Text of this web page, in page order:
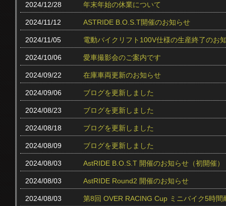
2024/12/28 年末年始の休業について
2024/11/12 ASTRIDE B.O.S.T開催のお知らせ
2024/11/05 電動バイクリフト100V仕様の生産終了のお
2024/10/06 愛車撮影会のご案内です
2024/09/22 在庫車両更新のお知らせ
2024/09/06 ブログを更新しました
2024/08/23 ブログを更新しました
2024/08/18 ブログを更新しました
2024/08/09 ブログを更新しました
2024/08/03 AstRIDE B.O.S.T 開催のお知らせ（初開催）
2024/08/03 AstRIDE Round2 開催のお知らせ
2024/08/03 第8回 OVER RACING Cup ミニバイク5時